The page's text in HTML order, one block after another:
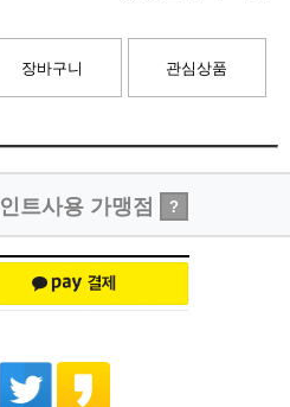
장바구니 관심상품
트사용 가맹점 ?